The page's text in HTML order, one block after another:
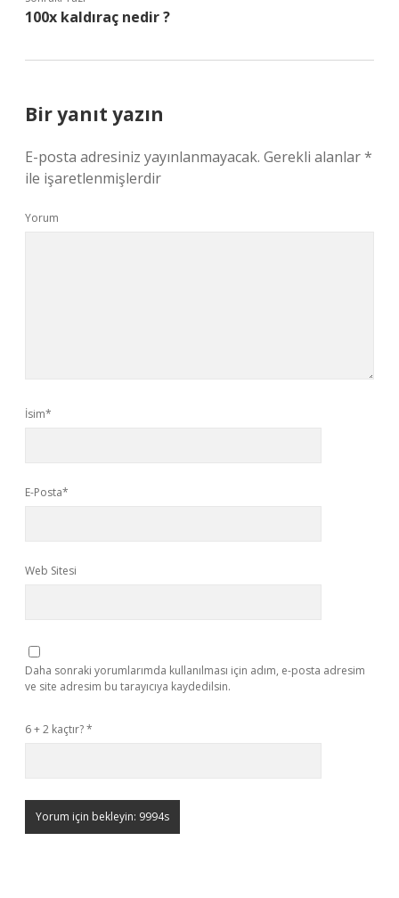
100x kaldıraç nedir ?
Bir yanıt yazın
E-posta adresiniz yayınlanmayacak. Gerekli alanlar*
ile işaretlenmişlerdir
Yorum
İsim*
E-Posta*
Web Sitesi
Daha sonraki yorumlarımda kullanılması için adım, e-posta adresim
ve site adresim bu tarayıcıya kaydedilsin.
6 + 2 kaçtır?*